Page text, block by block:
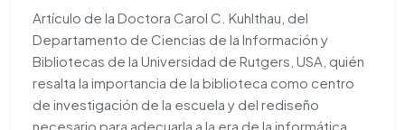
Artículo de la Doctora Carol C. Kuhlthau, del
Departamento de Ciencias de la Información y
Bibliotecas de la Universidad de Rutgers, USA, quién
resalta la importancia de la biblioteca como centro
de investigación de la escuela y del rediseño
necesario para adecuarla a la era de la informática.